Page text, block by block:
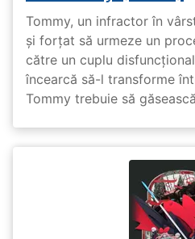
Tommy, un infractor în
și forțat să urmeze un
către un cuplu
încearcă să-l transforme
Tommy trebuie să